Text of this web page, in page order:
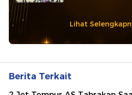
Lihat
Berita Terkait